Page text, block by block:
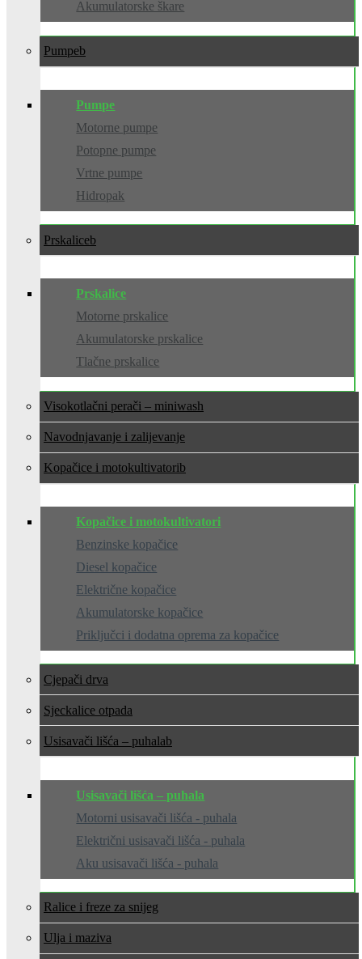
Akumulatorske škare
Pumpe
Pumpe
Motorne pumpe
Potopne pumpe
Vrtne pumpe
Hidropak
Prskalice
Prskalice
Motorne prskalice
Akumulatorske prskalice
Tlačne prskalice
Visokotlačni perači – miniwash
Navodnjavanje i zalijevanje
Kopačice i motokultivatori
Kopačice i motokultivatori
Benzinske kopačice
Diesel kopačice
Električne kopačice
Akumulatorske kopačice
Priključci i dodatna oprema za kopačice
Cjepači drva
Sjeckalice otpada
Usisavači lišća – puhala
Usisavači lišća – puhala
Motorni usisavači lišća - puhala
Električni usisavači lišća - puhala
Aku usisavači lišća - puhala
Ralice i freze za snijeg
Ulja i maziva